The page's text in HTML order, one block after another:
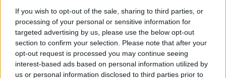
If you wish to opt-out of the sale, sharing to third parties, or
processing of your personal or sensitive information for
targeted advertising by us, please use the below opt-out
section to confirm your selection. Please note that after your
opt-out request is processed you may continue seeing
interest-based ads based on personal information utilized by
us or personal information disclosed to third parties prior to
DriversCloud es una herramienta de análisis del sistema
que puede ayudarte rápidamente a saber todo sobre el
estado actual de tu sistema PC, incluyendo información
sobre tu hardware, software actual, un listado de todos tus
drivers, recomendaciones para actualizar tus drivers, y
mucho más. Debido al enfoque completo de análisis y